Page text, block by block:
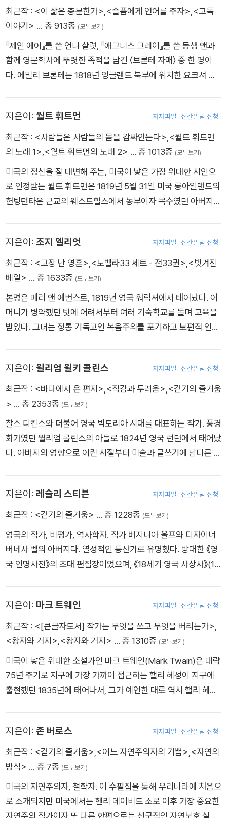
위스트≫를 써서 올리버를 온 국민이 사랑하고 돌보아 주고 싶은
어린이로 만들었다. 그 후 디킨스는 생애 마지막까지 평균 2년에
장편소설 한 권을 써내는 괴력을 발휘한다. 대표작으로는 ≪크리
스마스 캐럴≫, ≪위대한 유산≫, ≪데이비드 코퍼필드≫, ≪두
도시 이야기≫, ≪황폐한 집≫, ≪리틀 도릿≫이 있다.
성의 경제적, 정치적 독립 문제를 정면으로 다루었다. 이 때문에
그의 작품들은 당대에는 ‘지나치게 남성적’이라는 평과 함께 ‘불
작품으로 재해석되어 널리 읽힌다.
년만인 1854년 《월든 : 숲속의 생활》이라는 제목으로 출간했다.
1859년에는 노예제도 폐지 운동가 존 브라운을 위해 의회에 탄
원서를 제출하는 등 노예제 폐지 운동에 헌신하며 활발한 강연과
저술 활동을 펼쳤다. 그는 집필과 강연, 사회 참여를 이어 가던 중
폐결핵 진단을 받고 1861년 11월 3일 한평생 써 온 《일기》를 마
것이란 것을 깨닫고, 부단히 독학으로 글을 익히게 된다. 결국 메
릴랜드로부터 탈출해 자유 주인 뉴욕에 입성했지만, 노예 사냥꾼
내고 웅변가로서 반노예제 운동의 연설가로 활동한다. 마침내 돈
을 내고 노예 문서를 없애고 자유인이 된 더글러스는 노예해방 전
쟁인 남북전쟁을 승리로 이끈 링컨에게 큰 영향을 끼쳤다. 그리고
결국 흑인들도 시민권을 받을 수 있는 헌법 수정도 이루게 된다.
최근작 : <이 삶은 충분한가> <슬픔에게 언어를 주자> <고독
이야기> … 총 913종 (모두보기)
『제인 에어』를 쓴 언니 샬럿, 『애그니스 그레이』를 쓴 동생 앤과
함께 영문학사에 뚜렷한 족적을 남긴 〈브론테 자매〉 중 한 명이
다. 에밀리 브론테는 1818년 잉글랜드 북부에 위치한 요크셔 근
자라다 1824년 세 언니가 다니던 기숙 학교에 입학한다. 그러나
열악한 학교 환경으로 인해 언니 둘이 결핵으로 사망하면서 반년
만에 자퇴하고, 그때부터 가정 내에서 아버지에게 직접 교육을 받
쌓는다. 성인이 된 후 잠시 샬럿이 교사로 있던 학교에 입학하기
도 하고 외지에서 교사 생활을 하기도 하지만 모두 길게 이어지지
는 않았으며, 평생 대부분의 시간을 아버지의 사제관에서 살림을
돌보며 독학으로 공부한다. 1846년 샬럿, 앤과 함께 시집 『커러,
엘리스, 액턴 벨의 시』를 성별이 모호한 필명으로 공동 출간하나
밀리의 『폭풍의 언덕』, 앤의 『애그니스 그레이』가 차례로 출간된
다. 언니의 『제인 에어』가 즉각적인 성공을 거둔 데 비해 『폭풍의
언덕』은 바로 주목받지 못하고 1848년 에밀리가 폐결핵으로 사
망한 후 반세기가 지나서야 비로소 위대한 명작으로 인정받는다.
『폭풍의 언덕』은 잉글랜드 북부 황량한 들판을 배경으로 거칠고
허먼 멜빌의 『모비 딕』과 함께 영문학 3대 비극으로 꼽히며, 현대
에도 생생하게 살아 숨 쉬는 이야기로서 영화나 연극, 음악 등으
로 끊임없이 변주되고 재해석되는 불후의 걸작이다.
지은이: 월트 휘트먼 저자파일 신간알림 신청
최근작 : <사람들은 사람들의 몸을 감싸안는다> <월트 휘트먼
의 노래 1> <월트 휘트먼의 노래 2> … 총 1013종 (모두보기)
미국의 정신을 잘 대변해 주는, 미국이 낳은 가장 위대한 시인으
로 인정받는 월트 휘트먼은 1819년 5월 31일 미국 롱아일랜드의
헌팅턴타운 근교의 웨스트힐스에서 농부이자 목수였던 아버지와
에 받지 못하고, 11세의 나이에 학교를 그만두었다. 그는 법률 사
무소, 병원, 인쇄소, 신문사 등에서 잡일을 하면서 영국 낭만주의
소설과 시, 고전문학, 성경 등에 심취했다. 그러다가 17세가 되던
5년간 가르치는 일을 하다가 그만두었다. 그 후, 저널리즘에 몸을
담아 뉴욕에서 활약했는데, 1838년에는 주간지 ＜롱아일랜더＞
를 창간했으며, 1842년에는 신문사 ＜뉴욕 오로라＞의 편집인
이 되었다. 이해에 그는 에머슨이 뉴욕에서 행한 “자연과 시인의
능력”이라는 제목의 강연을 듣고 감명을 받아, 에머슨이 예언해
기 편집 일을 시작한 지 얼마 안 된 ＜뉴욕 오로라＞를 그만둔 후,
＜이브닝 태틀러＞, ＜롱아일랜드 스타＞, ＜브루클린 데일리
이글＞과 같은 여러 신문사에서 기자, 자유 기고가, 편집인 등으
로 10여 년간 활동하다가, 마침내 시인으로 거듭나게 되었다. 18
48년에 휘트먼은 뉴올리언스에서 발행되는 ＜뉴올리언스 크레
하게 되었으며, 이때 경험한 미국이라는 나라에 대한 폭 넓은 비
전은 그의 시에 스며들어 그를 미국의 위대한 시인으로 발돋움하
＜브루클린 프리맨＞의 편집 일을 맡았다. 그가 36세 되던 1855
년 7월 4일에 첫 시집인 ≪풀잎≫을 자비로 출간했다. 또한 휘트
먼은 1862년에 남북전쟁에 참전했다 부상당한 동생 조지를 병문
군인들을 돌보는 간호사로 근무하기도 했다. 1865년에 출간된
험을 담은 것이기도 하다. 그리고 1882년에는 그의 인생 초기의
생활, 남북전쟁 당시 간호사로서의 경험, 노년기의 일상생활, 그
의 문학관 등을 담은 산문집인 ≪표본적인 나날들≫을 출간했다.
그리고 출판 및 판매 금지를 당한 덕에 오히려 사상 최고의 판매
부수를 기록한 ≪풀잎≫ 제6판과 ≪표본적인 나날들≫의 판매
물을 구입해 이 집에서 1892년 3월 26일 죽을 때까지 살았다. 휘
트먼의 신념과 비전을 통해 나온 시가 미국 시에 끼친 영향은 가
히 혁명적이라고 할 수 있다. 하지만 당대에는 주로 친구들로부터
인정을 받았을 뿐, 독자들로부터는 좋은 평가를 받지 못했다. 그
받게 되었고, 그의 시집 ≪풀잎≫은 세계문학의 걸작으로 인정을
받게 되었다.
지은이: 조지 엘리엇 저자파일 신간알림 신청
최근작 : <고장 난 영혼> <노벨라33 세트 - 전33권> <벗겨진
베일> … 총 1633종 (모두보기)
본명은 메리 앤 에번스로, 1819년 영국 워릭셔에서 태어났다. 어
머니가 병약했던 탓에 어려서부터 여러 기숙학교를 돌며 교육을
받았다. 그녀는 정통 기독교인 복음주의를 포기하고 보편적 인간
일으켰다. 루이스의 격려에 힘입어 서른일곱 살에 소설을 쓰기 시
작하지만, 1878년 루이스의 사망과 더불어 그녀의 작품 활동은
끝났다. 엘리엇은 예술의 위대한 기능은 ‘공감을 확대하고 개인적
대하는 것’이라고 말했다. 영국 비평가 F. R. 리비스가 역설했듯,
엘리엇의 심리적 사실주의 미학은 삶에 대한 진지한 윤리적 감수
성의 결실이고, 이런 미학을 통해 엘리엇은 19세기 영국 소설을
도덕적, 철학적, 윤리적 문제를 탐구하는 진지한 장르로 발전시켰
다. 엘리엇은 이십여 년의 집필 기간 동안 슈트라우스의 『예수의
스터 리뷰》의 부편집인으로서 많은 에세이를 발표했다. 1857년
세 편의 단편을 모은 『성직 생활의 단면들』을 조지 엘리엇이라는
필명으로 출판한 뒤, 대표작 『미들마치』와 『플로스 강의 물방앗
간』을 비롯해 『애덤 비드』, 『사일러스 마너』, 『로몰라』, 『급진주의
지은이: 윌리엄 윌키 콜린스 저자파일 신간알림 신청
최근작 : <바다에서 온 편지> <직감과 두려움> <걷기의 즐거움
> … 총 2353종 (모두보기)
찰스 디킨스와 더불어 영국 빅토리아 시대를 대표하는 작가. 풍경
화가였던 윌리엄 콜린스의 아들로 1824년 영국 런던에서 태어났
다. 아버지의 영향으로 어린 시절부터 미술과 글쓰기에 남다른 재
하면서 본격적으로 작가로 변신한다. 당시 선정소설이라고 불렸
던 수수께끼로 얽힌 기괴한 이야기를 담은 고전 추리소설 계파에
하게 그려내는 재능을 가감 없이 발휘했는데, 특히 1851년 찰스
디킨스의 주간잡지에 소설을 발표하면서 20세기의 대표적인 심
리사회파 미스터리 작기로서의 입지를 다지게 된다. 그의 대표작
인 《흰옷을 입은 여인, The Woman in White》(1860)과 《월장
석, The Moonstone》(1868) 등은 발표와 동시에 폭발적인 인
적인 이야기 전개로 지위고하와 관련 없는 폭넓은 사랑을 받았다.
심지어 빅토리아 여왕의 궁정 주요 인물들도 전전긍긍하며 그의
다음 연재를 기다릴 정도였다. 이 책에서 그는 인간의 복잡한 내
면과 사회 모순에 대한 대중의 주목을 요구하는 동시에 20세기
에 두드러진 심리사회파 미스터리 작가의 원조의 면모를 과시하
지은이: 레슬리 스티븐 저자파일 신간알림 신청
최근작 : <걷기의 즐거움> … 총 1228종 (모두보기)
영국의 작가, 비평가, 역사학자. 작가 버지니아 울프와 디자이너
버네사 벨의 아버지다. 열성적인 등산가로 유명했다. 방대한 《영
국 인명사전》의 초대 편집장이었으며, 《18세기 영국 사상사》(18
지은이: 마크 트웨인 저자파일 신간알림 신청
최근작 : <[큰글자도서] 작가는 무엇을 쓰고 무엇을 버리는가>
<왕자와 거지> <왕자와 거지> … 총 1310종 (모두보기)
미국이 낳은 위대한 소설가인 마크 트웨인(Mark Twain)은 대략
75년 주기로 지구에 가장 가까이 접근하는 핼리 혜성이 지구에
출현했던 1835년에 태어나서, 그가 예언한 대로 역시 핼리 혜성
가’ 등 수많은 수식어가 붙을 정도로 미국뿐만 아니라 세계 적으
로도 존경받고 있는 대문호이다. 그는 미주리 주에 위치한 미시시
피 강변의 조그만 소도시인 한니발에서 어린 시절을 보내면서 미
전에 미시시피 강에서 성업 중이던 여객선의 수로 안내인으로 근
무하게 되는데 그런 경험들을 자신의 작품에 사실적으로 재현하
지은이: 존 버로스 저자파일 신간알림 신청
최근작 : <걷기의 즐거움> <어느 자연주의자의 기쁨> <자연의
방식> … 총 7종 (모두보기)
미국의 자연주의자, 철학자. 이 수필집을 통해 우리나라에 처음으
로 소개되지만 미국에서는 헨리 데이비드 소로 이후 가장 중요한
자연주의 작가이자 또 다른 한편으로는 선구적인 자연보호 실천